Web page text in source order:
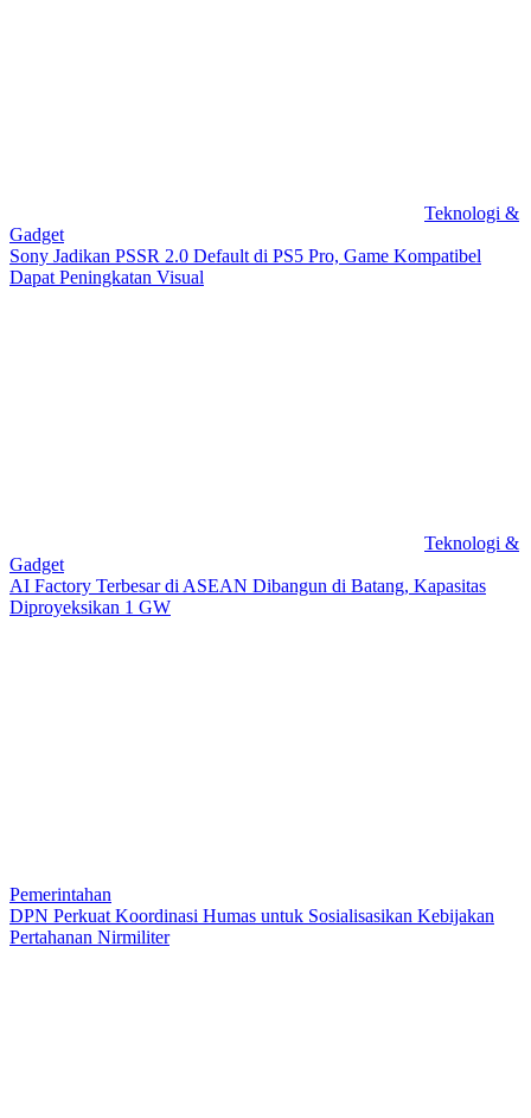
Teknologi &
Gadget
Sony Jadikan PSSR 2.0 Default di PS5 Pro, Game Kompatibel
Dapat Peningkatan Visual
Teknologi &
Gadget
AI Factory Terbesar di ASEAN Dibangun di Batang, Kapasitas
Diproyeksikan 1 GW
Pemerintahan
DPN Perkuat Koordinasi Humas untuk Sosialisasikan Kebijakan
Pertahanan Nirmiliter